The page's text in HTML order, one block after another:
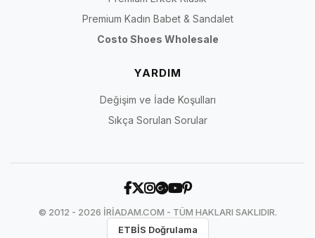
Premium Kadın Babet & Sandalet
Costo Shoes Wholesale
YARDIM
Değişim ve İade Koşulları
Sıkça Sorulan Sorular
© 2012 - 2026 İRİADAM.COM - TÜM HAKLARI SAKLIDIR.
ETBİS Doğrulama